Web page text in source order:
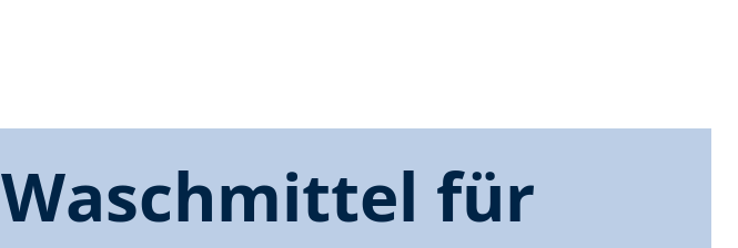
Waschmittel für